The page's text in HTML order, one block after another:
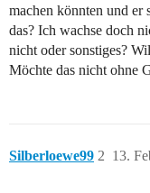
machen könnten und er
das? Ich wachse doch
nicht oder sonstiges?
Möchte das nicht ohne
Silberloewe99 13.
2